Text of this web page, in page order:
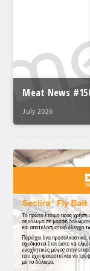
Meat News
July 2026